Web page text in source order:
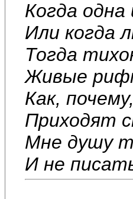
Когда
Или когда
Тогда
Живые
Как,
Приходят
Мне душу
И не